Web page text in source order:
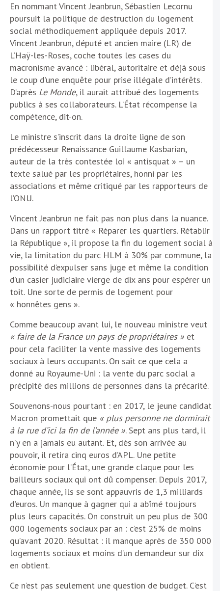
En nommant Vincent Jeanbrun, Sébastien Lecornu
poursuit la politique de destruction du logement
social méthodiquement appliquée depuis 2017.
Vincent Jeanbrun, député et ancien maire (LR) de
L’Haÿ-les-Roses, coche toutes les cases du
macronisme avancé : libéral, autoritaire et déjà sous
le coup d’une enquête pour prise illégale d’intérêts.
D’après Le Monde, il aurait attribué des logements
publics à ses collaborateurs. L’État récompense la
compétence, dit-on.
Le ministre s’inscrit dans la droite ligne de son
prédécesseur Renaissance Guillaume Kasbarian,
auteur de la très contestée loi « antisquat » – un
texte salué par les propriétaires, honni par les
associations et même critiqué par les rapporteurs de
l’ONU.
Vincent Jeanbrun ne fait pas non plus dans la nuance.
Dans un rapport titré « Réparer les quartiers. Rétablir
la République », il propose la fin du logement social à
vie, la limitation du parc HLM à 30% par commune, la
possibilité d’expulser sans juge et même la condition
d’un casier judiciaire vierge de dix ans pour espérer un
toit. Une sorte de permis de logement pour
« honnêtes gens ».
Comme beaucoup avant lui, le nouveau ministre veut
« faire de la France un pays de propriétaires » et
pour cela faciliter la vente massive des logements
sociaux à leurs occupants. On sait ce que cela a
donné au Royaume-Uni : la vente du parc social a
précipité des millions de personnes dans la précarité.
Souvenons-nous pourtant : en 2017, le jeune candidat
Macron promettait que « plus personne ne dormirait
à la rue d’ici la fin de l’année ». Sept ans plus tard, il
n’y en a jamais eu autant. Et, dès son arrivée au
pouvoir, il retira cinq euros d’APL. Une petite
économie pour l’État, une grande claque pour les
bailleurs sociaux qui ont dû compenser. Depuis 2017,
chaque année, ils se sont appauvris de 1,3 milliards
d’euros. Un manque à gagner qui a abîmé toujours
plus leurs capacités. On construit un peu plus de 300
000 logements sociaux par an : c’est 25% de moins
qu’avant 2020. Résultat : il manque après de 350 000
logements sociaux et moins d’un demandeur sur dix
en obtient.
Ce n’est pas seulement une question de budget. C’est